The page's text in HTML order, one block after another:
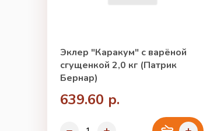
Эклер "Каракум" с варёной
сгущенкой 2,0 кг (Патрик
Бернар)
639.60 р.